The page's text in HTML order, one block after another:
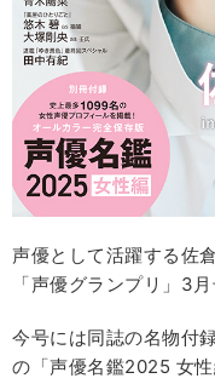
声優として活躍する佐
「声優グランプリ」3
今号には同誌の名物付
の「声優名鑑2025 女